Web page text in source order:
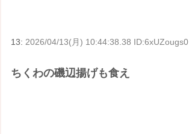
13:2026/04/13(月) 10:44:38.38 ID:6xUZougs0
ちくわの磯辺揚げも食え